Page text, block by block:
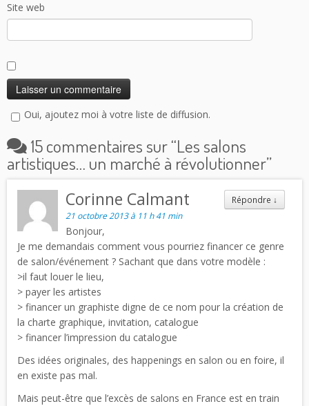
Site web
Oui, ajoutez moi à votre liste de diffusion.
15 commentaires sur “Les salons
artistiques… un marché à révolutionner”
Répondre ↓
Corinne Calmant
21 octobre 2013 à 11 h 41 min
Bonjour,
Je me demandais comment vous pourriez financer ce genre
de salon/événement ? Sachant que dans votre modèle :
>il faut louer le lieu,
> payer les artistes
> financer un graphiste digne de ce nom pour la création de
la charte graphique, invitation, catalogue
> financer l’impression du catalogue
Des idées originales, des happenings en salon ou en foire, il
en existe pas mal.
Mais peut-être que l’excès de salons en France est en train